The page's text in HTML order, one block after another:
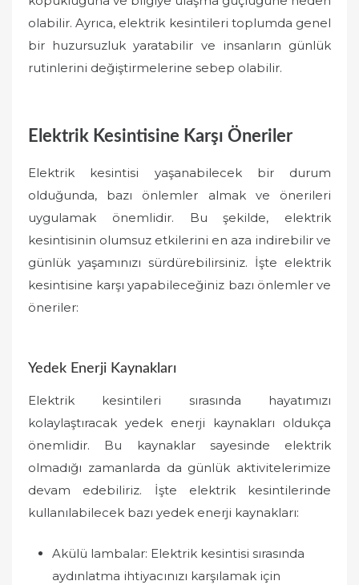
olabilir. Ayrıca, elektrik kesintileri toplumda genel
bir huzursuzluk yaratabilir ve insanların günlük
rutinlerini değiştirmelerine sebep olabilir.
Elektrik Kesintisine Karşı Öneriler
Elektrik kesintisi yaşanabilecek bir durum
olduğunda, bazı önlemler almak ve önerileri
uygulamak önemlidir. Bu şekilde, elektrik
kesintisinin olumsuz etkilerini en aza indirebilir ve
günlük yaşamınızı sürdürebilirsiniz. İşte elektrik
kesintisine karşı yapabileceğiniz bazı önlemler ve
öneriler:
Yedek Enerji Kaynakları
Elektrik kesintileri sırasında hayatımızı
kolaylaştıracak yedek enerji kaynakları oldukça
önemlidir. Bu kaynaklar sayesinde elektrik
olmadığı zamanlarda da günlük aktivitelerimize
devam edebiliriz. İşte elektrik kesintilerinde
kullanılabilecek bazı yedek enerji kaynakları:
Akülü lambalar: Elektrik kesintisi sırasında
aydınlatma ihtiyacınızı karşılamak için